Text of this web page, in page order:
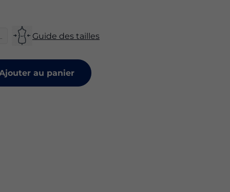
Guide des tailles
au panier